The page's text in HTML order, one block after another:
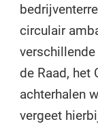
circulair
de Raad, het
achterhalen
vergeet